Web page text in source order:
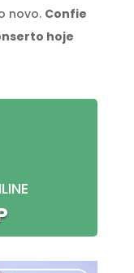
novo. Confie
hoje